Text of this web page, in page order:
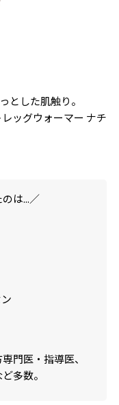
とした肌触り。
ッグウォーマー ナチ
は...／
門医・指導医、
多数。